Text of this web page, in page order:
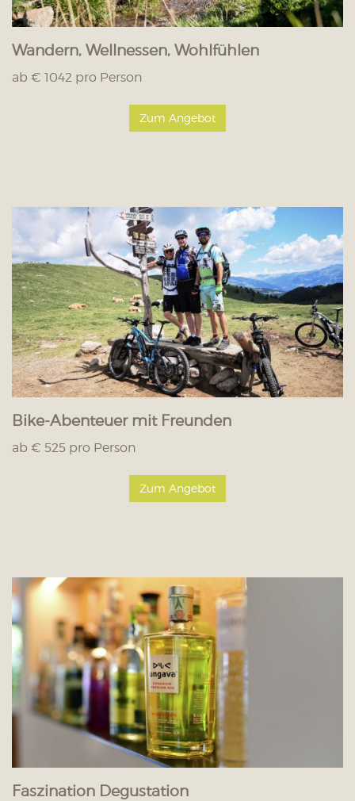
Wandern, Wellnessen, Wohlfühlen
ab € 1042 pro Person
Zum Angebot
Bike-Abenteuer mit Freunden
ab € 525 pro Person
Zum Angebot
Faszination Degustation